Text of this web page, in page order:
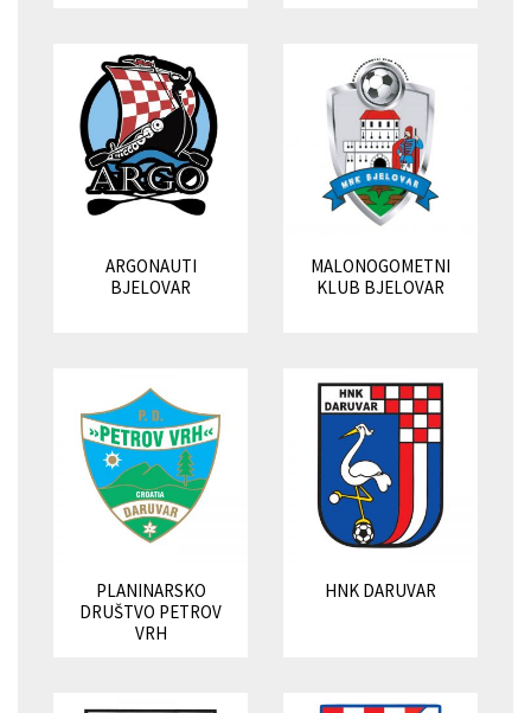
ARGONAUTI
BJELOVAR
MALONOGOMETNI
KLUB BJELOVAR
PLANINARSKO
DRUŠTVO PETROV
VRH
HNK DARUVAR